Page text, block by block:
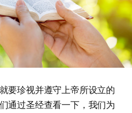
要珍视并遵守上帝所设立的
通过圣经查看一下，我们为